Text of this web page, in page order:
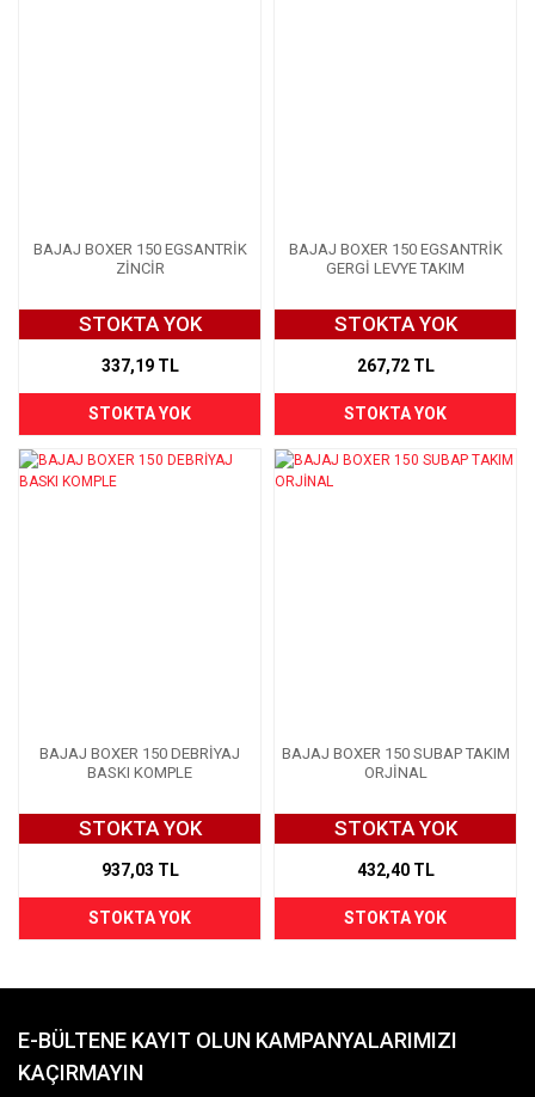
BAJAJ BOXER 150 EGSANTRİK
ZİNCİR
STOKTA YOK
337,19 TL
STOKTA YOK
BAJAJ BOXER 150 EGSANTRİK
GERGİ LEVYE TAKIM
STOKTA YOK
267,72 TL
STOKTA YOK
BAJAJ BOXER 150 DEBRİYAJ
BASKI KOMPLE
STOKTA YOK
937,03 TL
STOKTA YOK
BAJAJ BOXER 150 SUBAP TAKIM
ORJİNAL
STOKTA YOK
432,40 TL
STOKTA YOK
E-BÜLTENE KAYIT OLUN KAMPANYALARIMIZI
KAÇIRMAYIN